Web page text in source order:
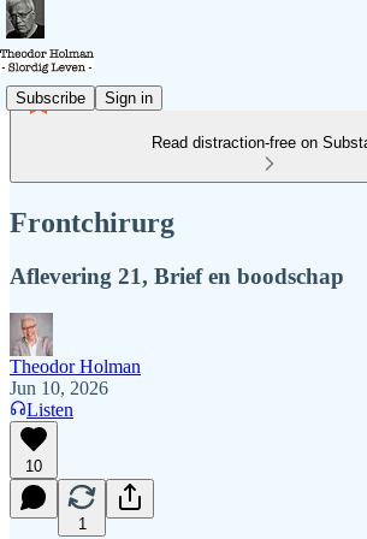
Subscribe Sign in
Read distraction-free on
Frontchirurg
Aflevering 21, Brief en boodschap
Theodor Holman
Jun 10, 2026
Listen
10
1